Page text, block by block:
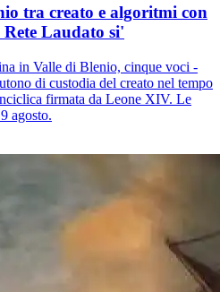
tra creato e algoritmi con
Laudato si'
in Valle di Blenio, cinque voci -
di custodia del creato nel tempo
firmata da Leone XIV. Le
agosto.